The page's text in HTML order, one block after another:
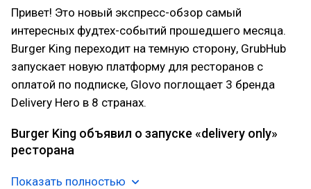
Привет! Это новый экспресс-обзор самый
интересных фудтех-событий прошедшего месяца.
Burger King переходит на темную сторону, GrubHub
запускает новую платформу для ресторанов с
оплатой по подписке, Glovo поглощает 3 бренда
Delivery Hero в 8 странах.
Burger King объявил о запуске «delivery only»
ресторана
Показать полностью